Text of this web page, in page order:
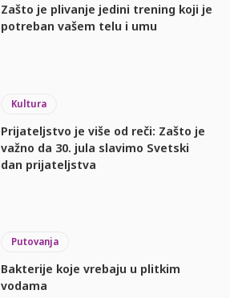
Zašto je plivanje jedini trening koji je
potreban vašem telu i umu
Kultura
Prijateljstvo je više od reči: Zašto je
važno da 30. jula slavimo Svetski
dan prijateljstva
Putovanja
Bakterije koje vrebaju u plitkim
vodama